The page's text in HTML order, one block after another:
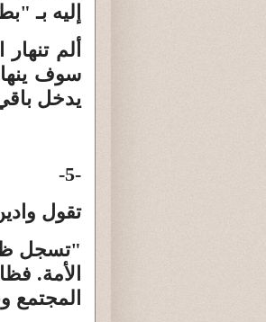
إليه بـ
ألم
سوف
يدخل
-5-
تقول
"تسجل
الأمة.
المجتمع